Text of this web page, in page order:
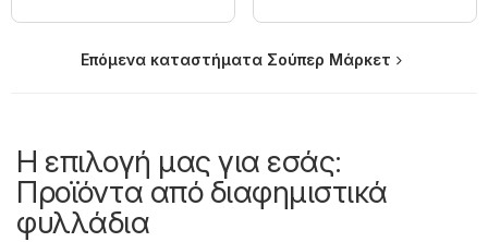
Επόμενα καταστήματα Σούπερ Μάρκετ
Η επιλογή μας για εσάς:
Προϊόντα από διαφημιστικά
φυλλάδια